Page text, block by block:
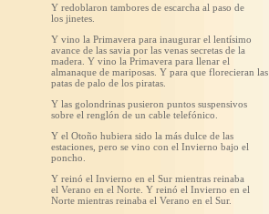
Y redoblaron tambores de escarcha al paso de
los jinetes.
Y vino la Primavera para inaugurar el lentísimo
avance de las savia por las venas secretas de la
madera. Y vino la Primavera para llenar el
almanaque de mariposas. Y para que florecieran las
patas de palo de los piratas.
Y las golondrinas pusieron puntos suspensivos
sobre el renglón de un cable telefónico.
Y el Otoño hubiera sido la más dulce de las
estaciones, pero se vino con el Invierno bajo el
poncho.
Y reinó el Invierno en el Sur mientras reinaba
el Verano en el Norte. Y reinó el Invierno en el
Norte mientras reinaba el Verano en el Sur.